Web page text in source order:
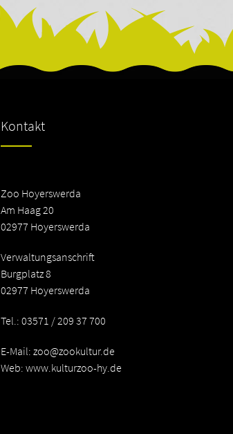
Kontakt
Zoo Hoyerswerda
Am Haag 20
02977 Hoyerswerda
Verwaltungsanschrift
Burgplatz 8
02977 Hoyerswerda
Tel.: 03571 / 209 37 700
E-Mail:zoo@zookultur.de
Web: www.kulturzoo-hy.de